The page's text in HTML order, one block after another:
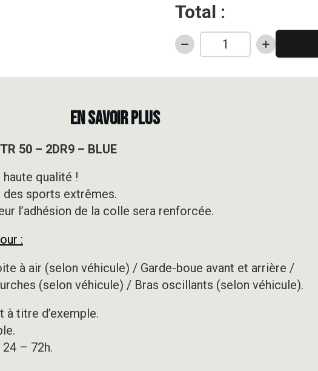
Total :
quantité
Kit
2DR9
EN SAVOIR PLUS
50 – 2DR9 – BLUE
qualité !
sports extrêmes.
l’adhésion de la colle sera renforcée.
:
à air (selon véhicule) / Garde-boue avant et arrière /
(selon véhicule) / Bras oscillants (selon véhicule).
titre d’exemple.
– 72h.